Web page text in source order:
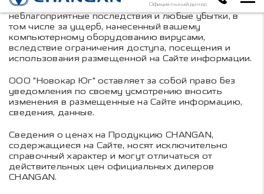
Официальный дилер
ООО "Новокар Юг" не несет ответственность за
неблагоприятные последствия и любые убытки, в
том числе за ущерб, нанесенный вашему
компьютерному оборудованию вирусами,
вследствие ограничения доступа, посещения и
использования размещенной на Сайте информации.
ООО "Новокар Юг" оставляет за собой право без
уведомления по своему усмотрению вносить
изменения в размещенные на Сайте информацию,
сведения, данные.
Сведения о ценах на Продукцию CHANGAN,
содержащиеся на Сайте, носят исключительно
справочный характер и могут отличаться от
действительных цен официальных дилеров
CHANGAN.